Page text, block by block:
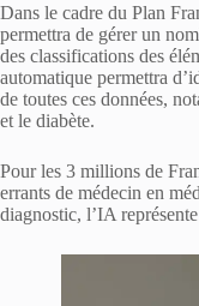
Dans le cadre du Plan
permettra de gérer un
des classifications des
automatique permettra
de toutes ces données,
et le diabète.
Pour les 3 millions de
errants de médecin en
diagnostic, l’IA